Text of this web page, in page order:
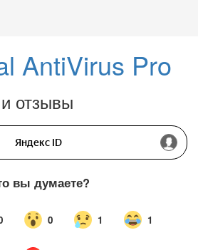
AntiVirus Pro
отзывы